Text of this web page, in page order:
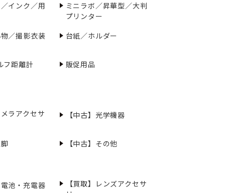
インク／用
ミニラボ／昇華型／大判
プリンター
／撮影衣装
台紙／ホルダー
フ距離計 販促用品
ラアクセサ 【中古】光学機器
【中古】その他
池・充電器
【買取】レンズアクセサ